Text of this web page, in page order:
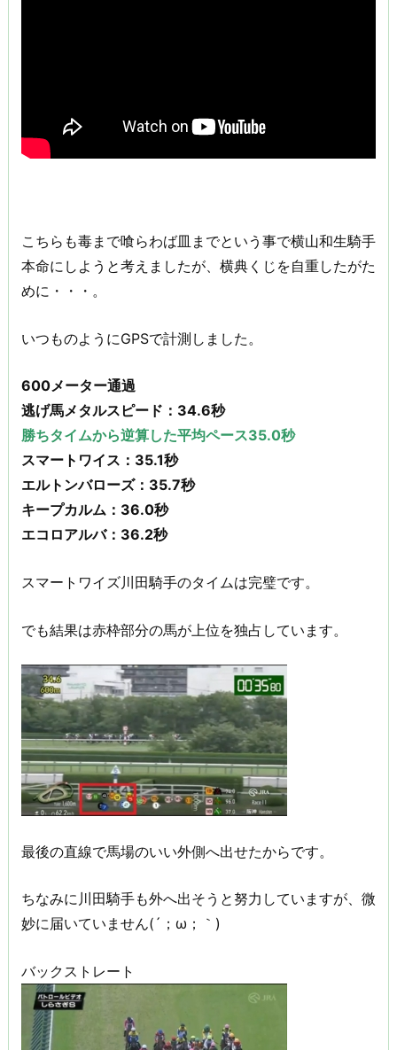
こちらも毒まで喰らわば皿までという事で横山和生騎手
本命にしようと考えましたが、横典くじを自重したがた
めに・・・。
いつものようにGPSで計測しました。
600メーター通過
逃げ馬メタルスピード：34.6秒
勝ちタイムから逆算した平均ペース35.0秒
スマートワイス：35.1秒
エルトンバローズ：35.7秒
キープカルム：36.0秒
エコロアルバ：36.2秒
スマートワイズ川田騎手のタイムは完璧です。
でも結果は赤枠部分の馬が上位を独占しています。
最後の直線で馬場のいい外側へ出せたからです。
ちなみに川田騎手も外へ出そうと努力していますが、微
妙に届いていません(´；ω；｀)
バックストレート